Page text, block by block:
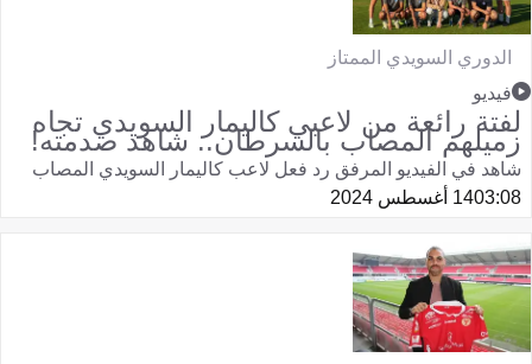
الدوري السويدي الممتاز
فيديو
لفتة رائعة من لاعبي كاليمار السويدي تجاه
زميلهم المصاب بالسرطان.. شاهد صدمته!
شاهد في الفيديو المرفق رد فعل لاعب كاليمار السويدي المصاب
03:0814 أغسطس 2024